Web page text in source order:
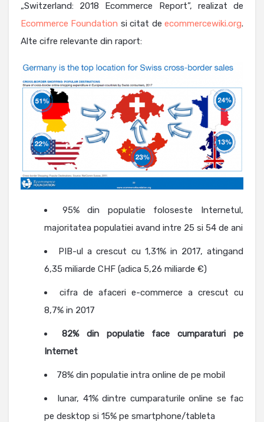
„Switzerland: 2018 Ecommerce Report”, realizat de
Ecommerce Foundation si citat deecommercewiki.org.
Alte cifre relevante din raport:
95% din populatie foloseste Internetul,
majoritatea populatiei avand intre 25 si 54 de ani
PIB-ul a crescut cu 1,31% in 2017, atingand
6,35 miliarde CHF (adica 5,26 miliarde €)
cifra de afaceri e-commerce a crescut cu
8,7% in 2017
82% din populatie face cumparaturi pe
Internet
78% din populatie intra online de pe mobil
lunar, 41% dintre cumparaturile online se fac
pe desktop si 15% pe smartphone/tableta